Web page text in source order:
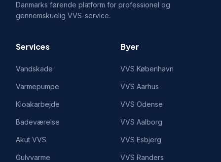
Danmarks førende platform for professionel og
gennemskuelig VVS-service.
Services
Vandskade
Varmepumpe
Kloakarbejde
Badeværelse
Akut VVS
Gulvvarme
Byer
VVS København
VVS Aarhus
VVS Odense
VVS Aalborg
VVS Esbjerg
VVS Randers